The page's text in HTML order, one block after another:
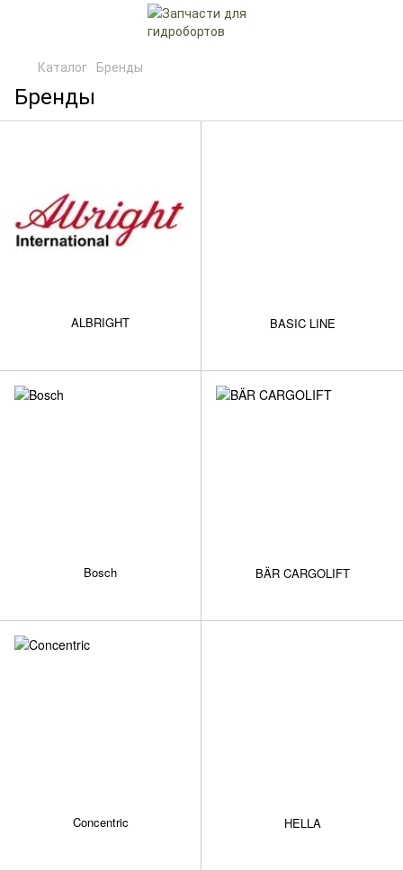
Каталог Бренды
Бренды
ALBRIGHT BASIC LINE
Bosch BÄR CARGOLIFT
Concentric HELLA